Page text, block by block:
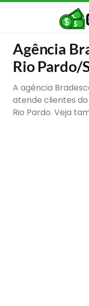
Agência
Rio Pardo/
A agência
atende clientes
Rio Pardo. Veja